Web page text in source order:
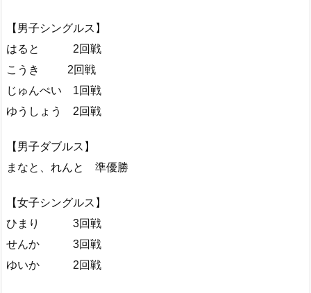
【男子シングルス】
はると 2回戦
こうき 2回戦
じゅんぺい 1回戦
ゆうしょう 2回戦
【男子ダブルス】
まなと、れんと 準優勝
【女子シングルス】
ひまり 3回戦
せんか 3回戦
ゆいか 2回戦